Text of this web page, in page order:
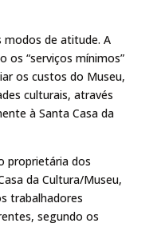
modos de atitude. A
os “serviços mínimos”
os custos do Museu,
culturais, através
à Santa Casa da
proprietária dos
da Cultura/Museu,
trabalhadores
segundo os